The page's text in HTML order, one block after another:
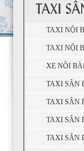
TAXI NỘI
TAXI NỘI
XE NỘI
TAXI SÂN
TAXI SÂN
TAXI SÂN
TAXI SÂN